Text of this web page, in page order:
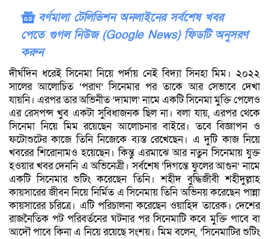
বর্ণমালা টেলিভিশন অনলাইনের সর্বশেষ খবর
পেতে গুগল নিউজ (Google News) ফিডটি অনুসরণ
করুন
দীর্ঘদিন ধরেই সিনেমা নিয়ে পর্দায় নেই বিদ্যা সিনহা মিম। ২০২২
সালের আলোচিত ‘পরাণ’ সিনেমার পর তাকে আর সেভাবে দেখা
যায়নি। এরপর তার অভিনীত ‘দামাল’ নামে একটি সিনেমা মুক্তি পেলেও
এর রেসপন্স খুব একটা সুবিধাজনক ছিল না। বলা যায়, এরপর থেকে
সিনেমা নিয়ে মিম রয়েছেন আলোচনার বাইরে। তবে বিজ্ঞাপন ও
ফটোশুটের কাজে তিনি নিজেকে ব্যস্ত রেখেছেন। এ দুটি কাজ নিয়ে
খবরের শিরোনামও হয়েছেন। কিন্তু এরমাঝে আর নতুন সিনেমায় যুক্ত
হওয়ার খবর দেননি এ অভিনেত্রী। সর্বশেষ ‘দিগন্তে ফুলের আগুন’ নামে
একটি সিনেমার শুটিং করেছেন তিনি। শহীদ বুদ্ধিজীবী শহীদুল্লাহ
কায়সারের জীবন নিয়ে নির্মিত এ সিনেমায় তিনি অভিনয় করেছেন পান্না
কায়সারের চরিত্রে। এটি পরিচালনা করেছেন ওয়াহিদ তারেক। দেশের
রাজনৈতিক পট পরিবর্তনের ঘটনার পর সিনেমাটি কবে মুক্তি পাবে বা
আদৌ পাবে কিনা এ নিয়ে রয়েছে সংশয়। মিম বলেন, ‘সিনেমাটির শুটিং